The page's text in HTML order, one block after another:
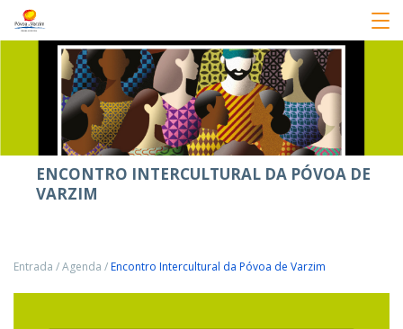
ENCONTRO INTERCULTURAL DA PÓVOA DE
VARZIM
Entrada /Agenda /Encontro Intercultural da Póvoa de Varzim